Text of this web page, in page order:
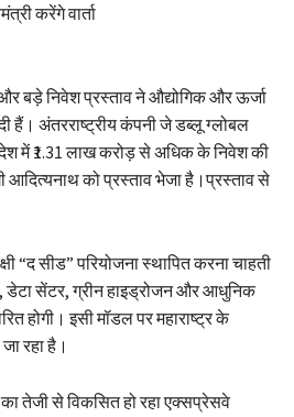
करेंगे वार्ता
बड़े निवेश प्रस्ताव ने औद्योगिक और ऊर्जा
हैं। अंतरराष्ट्रीय कंपनी जे डब्लू ग्लोबल
में ₹1.31 लाख करोड़ से अधिक के निवेश की
आदित्यनाथ को प्रस्ताव भेजा है।प्रस्ताव से
“द सीड” परियोजना स्थापित करना चाहती
डेटा सेंटर, ग्रीन हाइड्रोजन और आधुनिक
होगी। इसी मॉडल पर महाराष्ट्र के
रहा है।
तेजी से विकसित हो रहा एक्सप्रेसवे